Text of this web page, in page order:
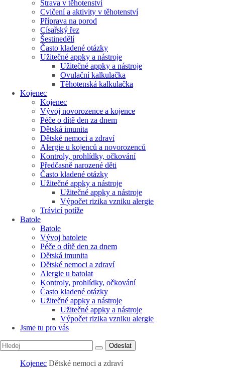
Strava v těhotenství
Cvičení a aktivity v těhotenství
Příprava na porod
Císařský řez
Šestinedělí
Často kladené otázky
Užitečné appky a nástroje
Užitečné appky a nástroje
Ovulační kalkulačka
Těhotenská kalkulačka
Kojenec
Kojenec
Vývoj novorozence a kojence
Péče o dítě den za dnem
Dětská imunita
Dětské nemoci a zdraví
Alergie u kojenců a novorozenců
Kontroly, prohlídky, očkování
Předčasně narozené děti
Často kladené otázky
Užitečné appky a nástroje
Užitečné appky a nástroje
Výpočet rizika vzniku alergie
Trávicí potíže
Batole
Batole
Vývoj batolete
Péče o dítě den za dnem
Dětská imunita
Dětské nemoci a zdraví
Alergie u batolat
Kontroly, prohlídky, očkování
Často kladené otázky
Užitečné appky a nástroje
Užitečné appky a nástroje
Výpočet rizika vzniku alergie
Jsme tu pro vás
Odeslat
Kojenec Dětské nemoci a zdraví